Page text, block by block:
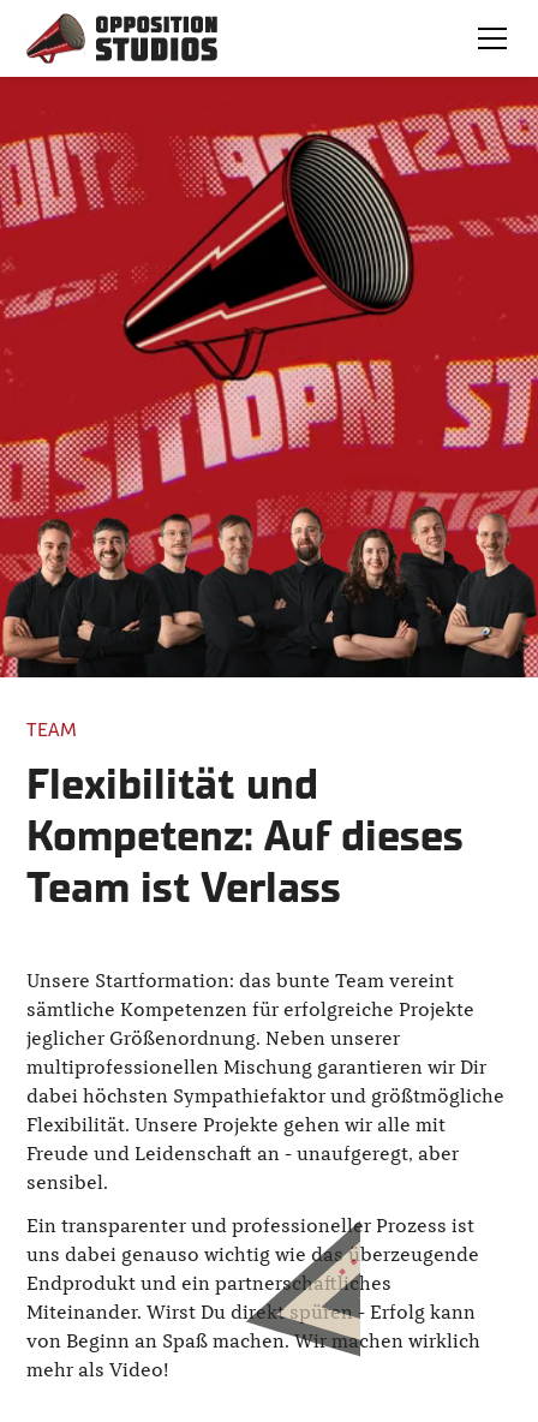
TEAM
Flexibilität und
Kompetenz: Auf dieses
Team ist Verlass
Unsere Startformation: das bunte Team vereint
sämtliche Kompetenzen für erfolgreiche Projekte
jeglicher Größenordnung. Neben unserer
multiprofessionellen Mischung garantieren wir Dir
dabei höchsten Sympathiefaktor und größtmögliche
Flexibilität. Unsere Projekte gehen wir alle mit
Freude und Leidenschaft an - unaufgeregt, aber
sensibel.
Ein transparenter und professioneller Prozess ist
uns dabei genauso wichtig wie das überzeugende
Endprodukt und ein partnerschaftliches
Miteinander. Wirst Du direkt spüren - Erfolg kann
von Beginn an Spaß machen. Wir machen wirklich
mehr als Video!